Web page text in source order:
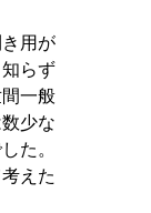
用が
らず
一般
少な
た。
えた